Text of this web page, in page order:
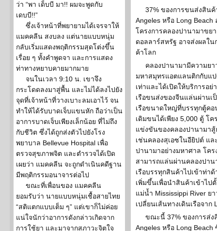
ว่า “พา เด็บบี มา!! ผมจะพูดกับ
เดบบี!!”
ซึ่งเจ้าหน้าที่พยายามได้เจรจาให้
แมคคลีน สงบลง แต่นายแบบหนุ่ม
กลับเริ่มแสดงพฤติกรรมสุดโต่งขึ้น
เรื่อย ๆ ทั้งคำพูดจา และการแสดง
ท่าทางหยาบคายมากมาย
จนในเวลา 9:10 น. เขาจึง
กระโดดลงมาสู่พื้น และไม่ได้ลงไปยัง
จุดที่เจ้าหน้าที่วางเบาะลมเอาไว้ จน
ทำให้ได้รับบาดเจ็บแขนหัก ถือว่าเป็น
อาการบาดเจ็บเพียงเล็กน้อย ที่ไม่ถึง
กับชีวิต ซึ่งได้ถูกส่งตัวไปยังโรง
พยาบาล Bellevue Hospital เพื่อ
ตรวจสุขภาพจิต และตำรวจได้เปิด
เผยว่า แมคคลีน จะถูกดำเนินคดีฐาน
มีพฤติกรรมอนาจารต่อไป
ขณะที่เพื่อนของ แมคคลีน
ยอมรับว่า นายแบบหนุ่มเชื้อสายไทย
“สติแตกแบบเต็ม ๆ” แต่เขาก็ไม่ค่อย
แน่ใจนักว่าอาการดังกล่าวเกิดจาก
การใช้ยา และมาจากสภาวะจิตใจ
37% ของการขนส่งสินค้
Angeles หรือ Long
โครงการคลองปานามาขย
ดอลลาร์สหรัฐ อาจส่งผลใน
ค้าโลก
คลองปานามามีความยา
มหาสมุทรแอตแลนติกกับแป
เท่าและได้เปิดให้บริการอ
เรือขนส่งของจีนแล่นผ่านเ
เรือขนาดใหญ่ที่บรรทุกตู้คอ
เดิมขนได้เพียง 5,000 ตู้ โ
แข่งขันของคลองปานามา
เช่นคลองสุเอซในอียิปต์ แล
ปานามาอย่างมหาศาล โค
สามารถแล่นผ่านคลองปาน
เรือบรรทุกสินค้าไปเข้าท่า
เพิ่มขึ้นเพื่อนำสินค้าเข้าไป
แม่น้ำ Mississippi River ย
เปลี่ยนเส้นทางเดินเรือจาก
ขณะนี้ 37% ของการส่ง
Angeles หรือ Long